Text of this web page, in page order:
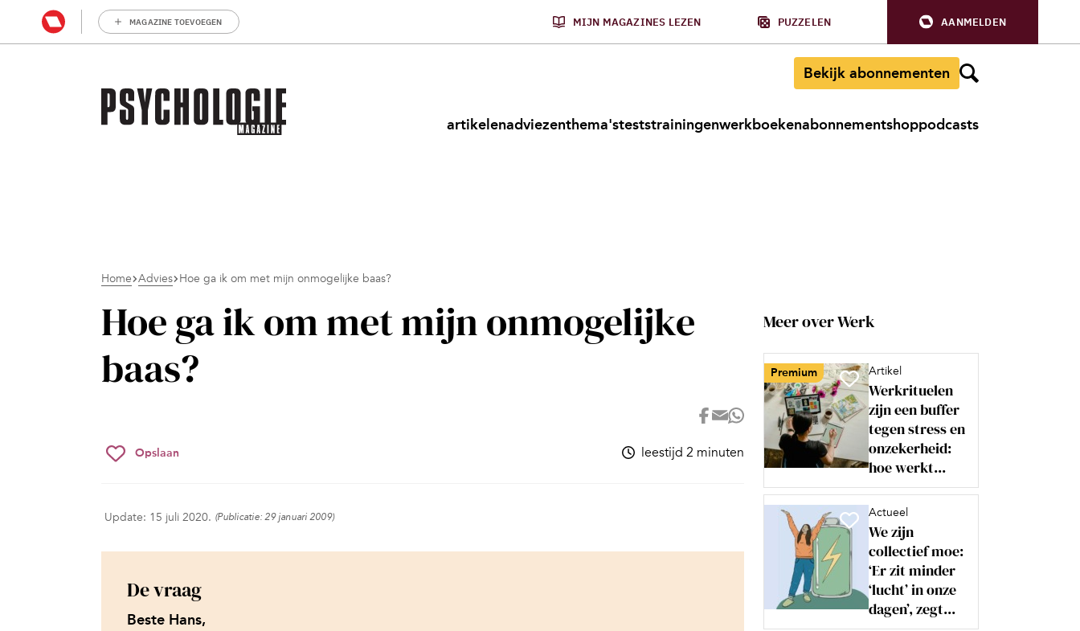
MAGAZINE TOEVOEGEN MIJN MAGAZINES LEZEN PUZZELEN AANMELDEN
Bekijk abonnementen
artikelenadviezenthema'steststrainingenwerkboekenabonnementshoppodcasts
Home Advies Hoe ga ik om met mijn onmogelijke baas?
Hoe ga ik om met mijn onmogelijke
baas?
Opslaan leestijd 2 minuten
Update: 15 juli 2020. (Publicatie: 29 januari 2009)
De vraag
Beste Hans,
Meer over Werk
Premium Artikel
Werkrituelen
zijn een buffer
tegen stress en
onzekerheid:
hoe werkt...
Actueel
We zijn
collectief moe:
‘Er zit minder
‘lucht’ in onze
dagen’, zegt...